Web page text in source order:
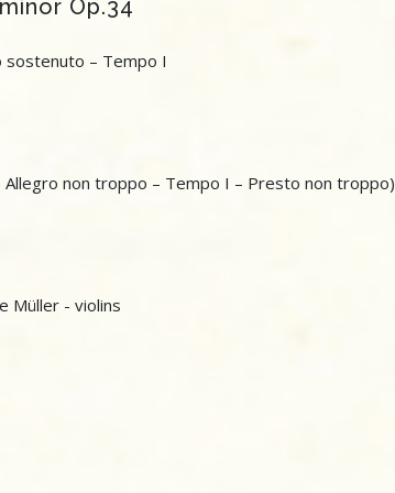
Op.34
sostenuto – Tempo I
Allegro non troppo – Tempo I – Presto non troppo)
Müller - violins